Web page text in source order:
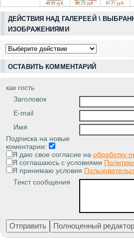
ДЕЙСТВИЯ НАД ГАЛЕРЕЕЙ \
ИЗОБРАЖЕНИЯМИ
ОСТАВИТЬ КОММЕНТАРИЙ
как гость
Заголовок
E-mail
Имя
Подписка на новые
коментарии:
Я даю свое согласие на обработку
Я соглашаюсь с условиями
Я принимаю условия
Текст сообщения